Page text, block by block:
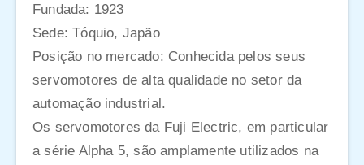
Fundada: 1923
Sede: Tóquio, Japão
Posição no mercado: Conhecida pelos seus
servomotores de alta qualidade no setor da
automação industrial.
Os servomotores da Fuji Electric, em particular
a série Alpha 5, são amplamente utilizados na